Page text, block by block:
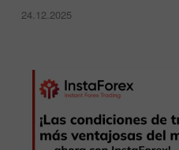
24.12.2025